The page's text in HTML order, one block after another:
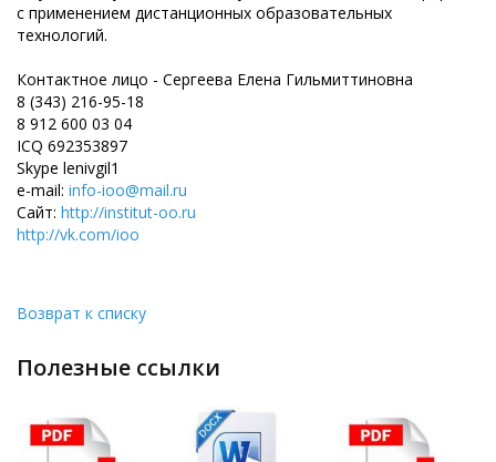
с применением дистанционных образовательных
технологий.
Контактное лицо - Сергеева Елена Гильмиттиновна
8 (343) 216-95-18
8 912 600 03 04
ICQ 692353897
Skype lenivgil1
e-mail: info-ioo@mail.ru
Сайт: http://institut-oo.ru
http://vk.com/ioo
Возврат к списку
полезные ссылки